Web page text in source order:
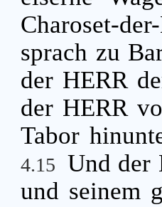
Charoset-
sprach zu
der HERR
der HERR
Tabor
4.15 Und der
und seinem